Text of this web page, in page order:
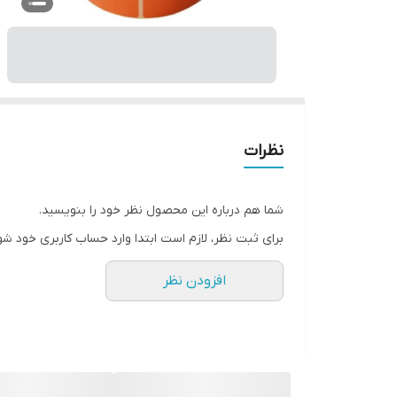
نظرات
شما هم درباره این محصول نظر خود را بنویسید.
برای ثبت نظر، لازم است ابتدا وارد حساب کاربری خود
افزودن نظر